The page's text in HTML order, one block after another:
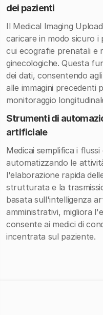
dei pazienti
Il Medical Imaging
caricare in modo sicuro i
cui ecografie prenatali e
ginecologiche. Questa
dei dati, consentendo
alle immagini precedenti
monitoraggio
Strumenti di
artificiale
Medicai semplifica i
automatizzando le
l'elaborazione rapida
strutturata e la
basata sull'intelligenza
amministrativi, migliora
consente ai medici di
incentrata sul paziente.